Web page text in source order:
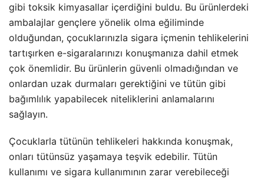
gibi toksik kimyasallar içerdiğini buldu. Bu ürünlerdeki
ambalajlar gençlere yönelik olma eğiliminde
olduğundan, çocuklarınızla sigara içmenin tehlikelerini
tartışırken e-sigaralarınızı konuşmanıza dahil etmek
çok önemlidir. Bu ürünlerin güvenli olmadığından ve
onlardan uzak durmaları gerektiğini ve tütün gibi
bağımlılık yapabilecek niteliklerini anlamalarını
sağlayın.
Çocuklarla tütünün tehlikeleri hakkında konuşmak,
onları tütünsüz yaşamaya teşvik edebilir. Tütün
kullanımı ve sigara kullanımının zarar verebileceği